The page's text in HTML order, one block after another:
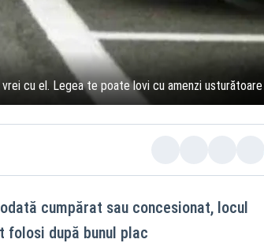
cu el. Legea te poate lovi cu amenzi usturătoare
cumpărat sau concesionat, locul
folosi după bunul plac